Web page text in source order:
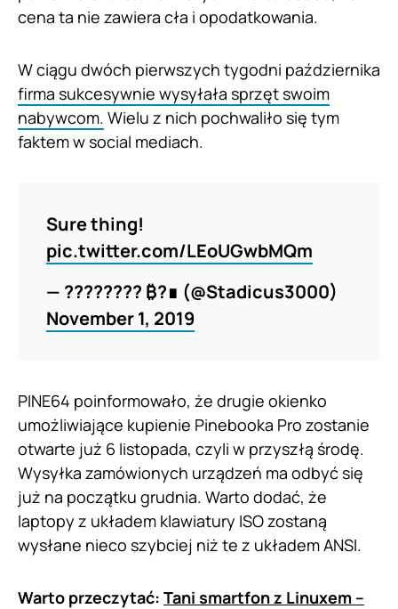
cena ta nie zawiera cła i opodatkowania.
W ciągu dwóch pierwszych tygodni października
firma sukcesywnie wysyłała sprzęt swoim
nabywcom. Wielu z nich pochwaliło się tym
faktem w social mediach.
Sure thing!
pic.twitter.com/LEoUGwbMQm
— ???????? ₿?∎ (@Stadicus3000)
November 1, 2019
PINE64 poinformowało, że drugie okienko
umożliwiające kupienie Pinebooka Pro zostanie
otwarte już 6 listopada, czyli w przyszłą środę.
Wysyłka zamówionych urządzeń ma odbyć się
już na początku grudnia. Warto dodać, że
laptopy z układem klawiatury ISO zostaną
wysłane nieco szybciej niż te z układem ANSI.
Warto przeczytać: Tani smartfon z Linuxem –